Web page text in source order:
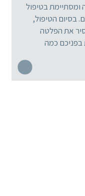
בטיפול
בסיום הטיפול,
את הפלטה
בפניכם כמה